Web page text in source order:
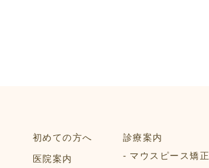
初めての方へ
医院案内
診療案内
マウスピース矯正